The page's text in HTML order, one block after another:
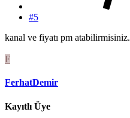
#5
kanal ve fiyatı pm atabilirmisiniz.
F
FerhatDemir
Kayıtlı Üye